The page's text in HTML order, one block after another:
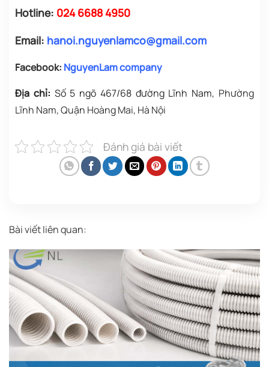
Hotline: 024 6688 4950
Email: hanoi.nguyenlamco@gmail.com
Facebook: NguyenLam company
Địa chỉ: Số 5 ngõ 467/68 đường Lĩnh Nam, Phường
Lĩnh Nam, Quận Hoàng Mai, Hà Nội
Đánh giá bài viết
Bài viết liên quan: